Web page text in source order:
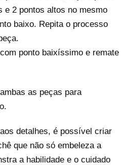
e 2 pontos altos no mesmo
baixo. Repita o processo
ponto baixíssimo e remate
as peças para
detalhes, é possível criar
que não só embeleza a
a habilidade e o cuidado